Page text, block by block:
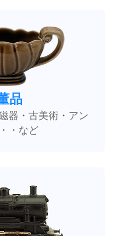
品
器・古美術・アン
・など